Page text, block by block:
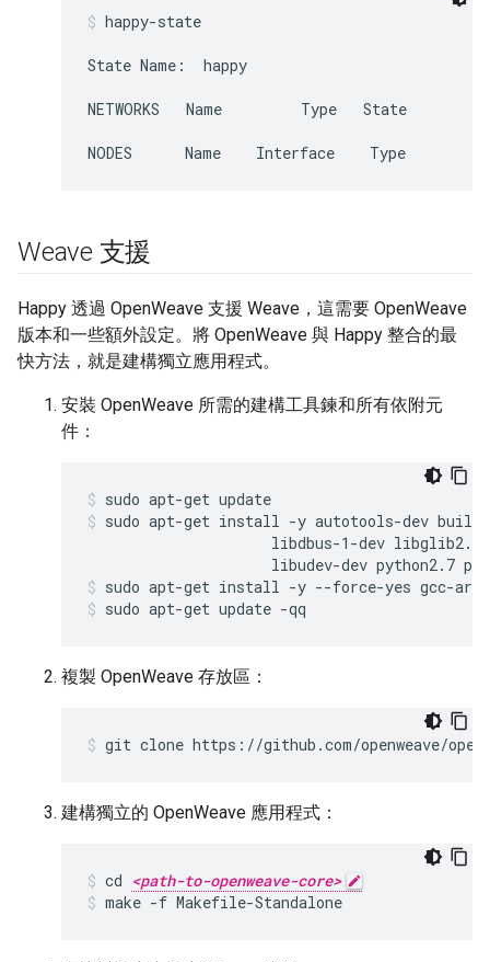
happy-state
State Name:  happy
NETWORKS   Name         Type
NODES      Name    Interface
Weave 支援
Happy 透過 OpenWeave 支援 Weave，這需要 OpenWeave
版本和一些額外設定。將 OpenWeave 與 Happy 整合的最
快方法，就是建構獨立應用程式。
安裝 OpenWeave 所需的建構工具鍊和所有依附元
件：
sudo apt-get update
sudo apt-get install -y autotools-dev
libdbus-1-dev
libudev-dev python2.7
sudo apt-get install -y --force-yes gcc-arm-
sudo apt-get update -qq
複製 OpenWeave 存放區：
git clone https://github.com/openweave/
建構獨立的 OpenWeave 應用程式：
cd <path-to-openweave-core>
make -f Makefile-Standalone